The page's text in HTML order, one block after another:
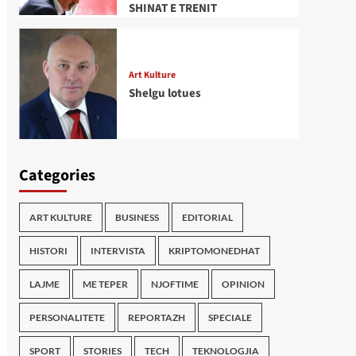
SHINAT E TRENIT
Art Kulture
Shelgu lotues
Categories
ART KULTURE BUSINESS EDITORIAL
HISTORI INTERVISTA KRIPTOMONEDHAT
LAJME ME TEPER NJOFTIME OPINION
PERSONALITETE REPORTAZH SPECIALE
SPORT STORIES TECH TEKNOLOGJIA